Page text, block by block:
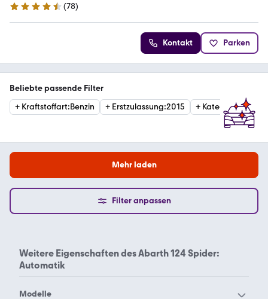
4.4 Sterne
(78)
Kontakt Parken
Beliebte passende Filter
+ Kraftstoffart:Benzin + Erstzulassung:2015 + Kategorie:Cabrio
Mehr laden
Filter anpassen
Weitere Eigenschaften desAbarth 124 Spider:
Automatik
Modelle